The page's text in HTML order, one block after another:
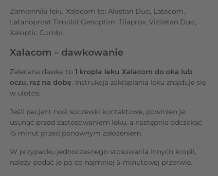
Zamienniki leku Xalacom to: Akistan Duo, Latacom,
Latanoprost Timolol Genoptim, Tilaprox, Vizilatan Duo,
Xaloptic Combi.
Xalacom – dawkowanie
Zalecana dawka to 1 kropla leku Xalacom do oka lub
oczu, raz na dobę. Instrukcja zakraplania leku znajduje się
w ulotce.
Jeśli pacjent nosi soczewki kontaktowe, powinien je
usunąć przed zastosowaniem leku, a następnie odczekać
15 minut przed ponownym założeniem.
W przypadku jednoczesnego stosowania innych kropli,
należy podać je po co najmniej 5-minutowej przerwie.